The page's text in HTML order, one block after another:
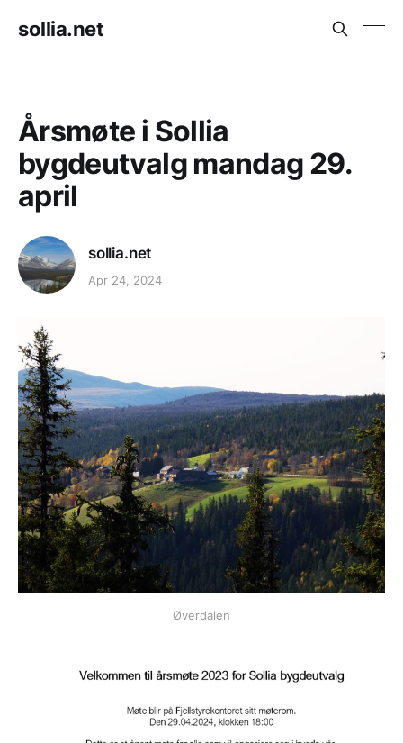
sollia.net
Årsmøte i Sollia
bygdeutvalg mandag 29.
april
sollia.net
Apr 24, 2024
Øverdalen